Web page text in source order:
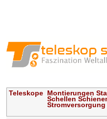
Teleskope Montierungen
Schellen
Stromversorgung